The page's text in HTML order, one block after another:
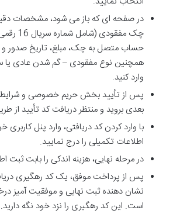
در صفحه ای که باز می شود، مشخصات
چک
حساب متصل به چک، مبلغ، تاریخ صدور و
همچنین نوع مفقودی – گم شدن عادی یا
وارد کنید.
پس از تأیید بخش حریم خصوصی و شرایط
بعدی بروید و منتظر دریافت کد تأیید از
با وارد کردن کد دریافتی، وارد پنل
اطلاعات تکمیلی را درج نمایید.
در مرحله نهایی، هزینه اندکی را بابت ثبت
پس از پرداخت موفق، یک کد رهگیری
نشان دهنده ثبت نهایی و موفقیت آمیز
است. این کد رهگیری را نزد خود نگه دارید.